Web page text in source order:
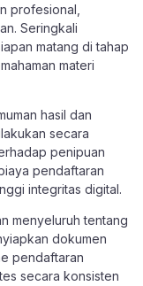
profesional,
Seringkali
matang di tahap
materi
hasil dan
secara
penipuan
pendaftaran
integritas digital.
menyeluruh tentang
dokumen
pendaftaran
secara konsisten